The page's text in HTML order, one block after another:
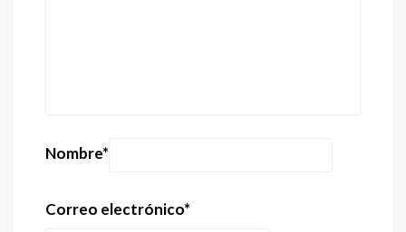
Nombre*
Correo electrónico*